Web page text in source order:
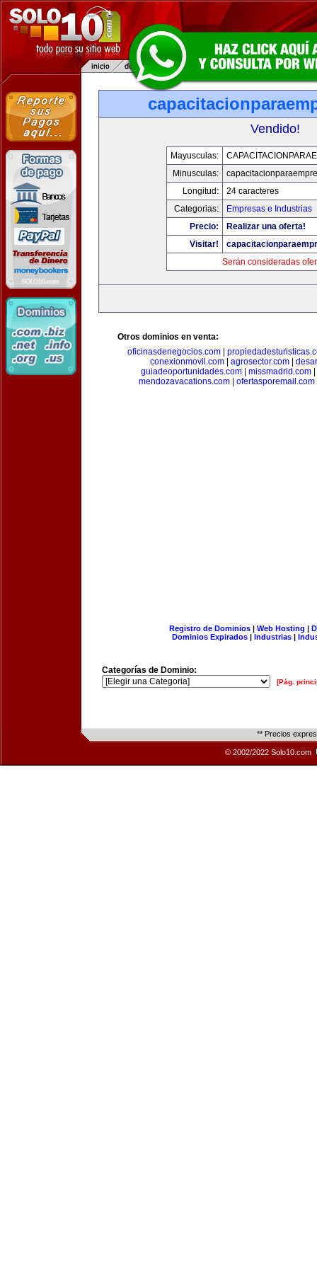
Vendido!
Mayusculas:
Minusculas:
Longitud:
24 caracteres
Categorias:
Empresas e Industrias
Precio:
Realizar una oferta!
Visitar!
Serán consideradas
Otros dominios en venta:
oficinasdenegocios.com
conexionmovil.com
agrosector.com
guiadeoportunidades.com| missmadrid.com|
mendozavacations.com
ofertasporemail.com
Registro de Dominios| Web Hosting |
Dominios Expirados | Industrias |
Categorías de Dominio:
[Pág.
** Precios
© 2002/2022 Solo10.com